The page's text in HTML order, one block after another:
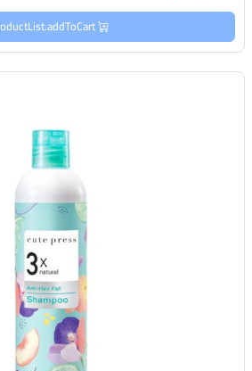
productList.addToCart